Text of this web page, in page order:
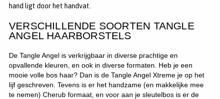
hand ligt door het handvat.
VERSCHILLENDE SOORTEN TANGLE
ANGEL HAARBORSTELS
De Tangle Angel is verkrijgbaar in diverse prachtige en
opvallende kleuren, en ook in diverse formaten. Heb je een
mooie volle bos haar? Dan is de Tangle Angel Xtreme je op het
lijf geschreven. Tevens is er het handzame (en makkelijke mee
te nemen) Cherub formaat, en voor aan je sleutelbos is er de